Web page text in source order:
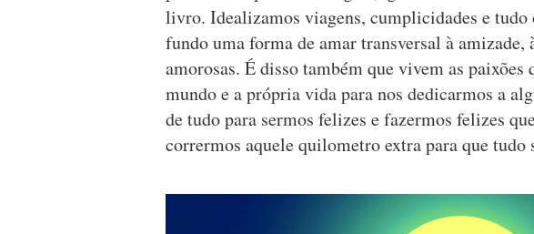
livro. Idealizamos viagens, cumplicidades e tudo
fundo uma forma de amar transversal à amizade,
amorosas. É disso também que vivem as paixões
mundo e a própria vida para nos dedicarmos a
de tudo para sermos felizes e fazermos felizes
corrermos aquele quilometro extra para que tudo